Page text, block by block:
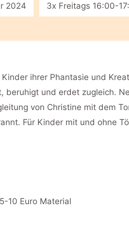
2024 3x Freitags 16:00-
ihrer Phantasie und
beruhigt und erdet zugleich.
von Christine mit dem
Für Kinder mit und ohne
10 Euro Material